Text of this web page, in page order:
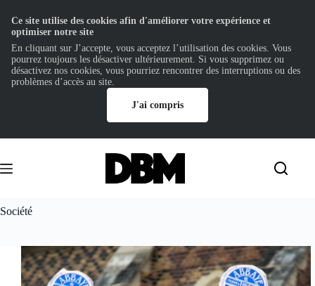
contenu
Société
Ce site utilise des cookies afin d'améliorer votre expérience et
optimiser notre site
En cliquant sur J’accepte, vous acceptez l’utilisation des cookies. Vous
pourrez toujours les désactiver ultérieurement. Si vous supprimez ou
désactivez nos cookies, vous pourriez rencontrer des interruptions ou des
problèmes d’accès au site.
J'ai compris